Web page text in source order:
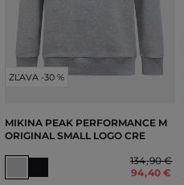
ZĽAVA -30 %
MIKINA PEAK PERFORMANCE M
ORIGINAL SMALL LOGO CRE
134,90 €
94,40 €